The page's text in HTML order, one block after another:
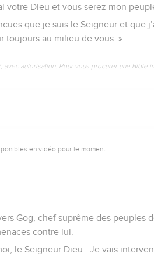
votre Dieu et vous serez mon
que je suis le Seigneur et que
toujours au milieu de vous. »
avec autorisation. Pour vous procurer une
en vidéo pour le moment.
Gog, chef suprême des peuples
contre lui.
le Seigneur Dieu : Je vais